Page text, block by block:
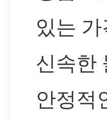
있는
신속한
안정적